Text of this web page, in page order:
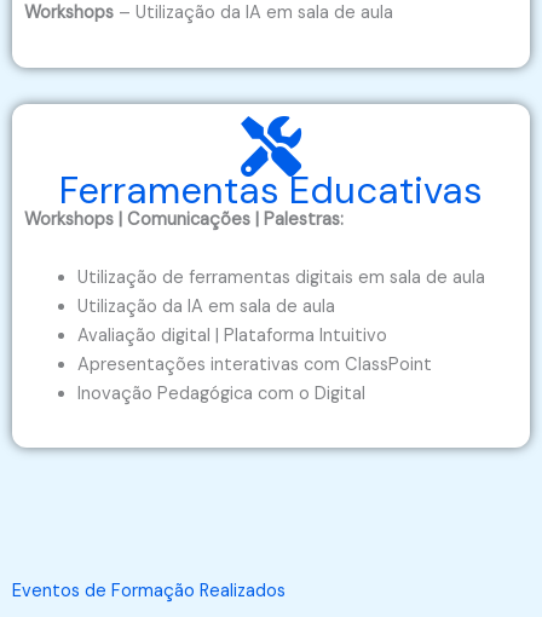
Workshops – Utilização da IA em sala de aula
Ferramentas Educativas
Workshops | Comunicações | Palestras:
Utilização de ferramentas digitais em sala de aula
Utilização da IA em sala de aula
Avaliação digital | Plataforma Intuitivo
Apresentações interativas com ClassPoint
Inovação Pedagógica com o Digital
Eventos de Formação Realizados